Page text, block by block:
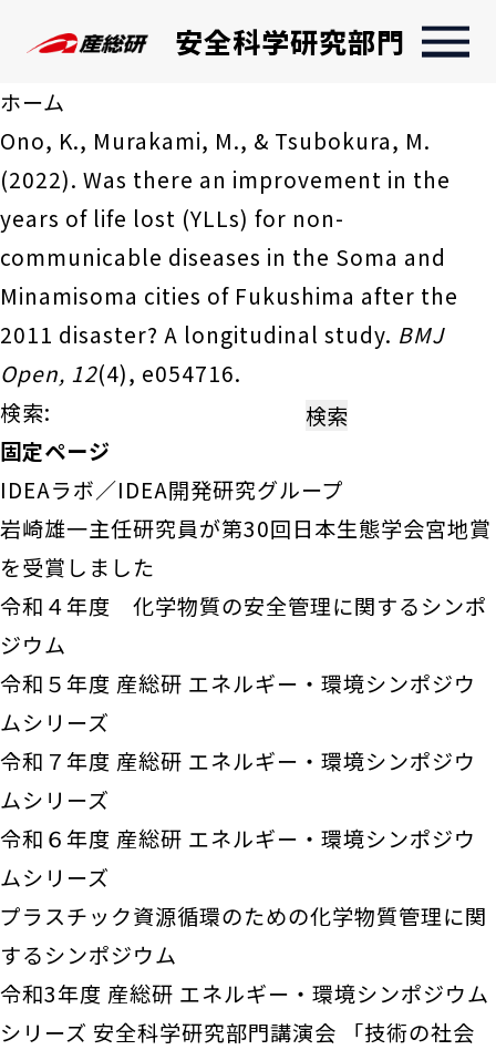
安全科学研究部門
ホーム
Ono, K., Murakami, M., & Tsubokura, M.
(2022). Was there an improvement in the
years of life lost (YLLs) for non-
communicable diseases in the Soma and
Minamisoma cities of Fukushima after the
2011 disaster? A longitudinal study. BMJ
Open, 12(4), e054716.
検索:
固定ページ
IDEAラボ／IDEA開発研究グループ
岩崎雄一主任研究員が第30回日本生態学会宮地賞
を受賞しました
令和４年度 化学物質の安全管理に関するシンポ
ジウム
令和５年度 産総研 エネルギー・環境シンポジウ
ムシリーズ
令和７年度 産総研 エネルギー・環境シンポジウ
ムシリーズ
令和６年度 産総研 エネルギー・環境シンポジウ
ムシリーズ
プラスチック資源循環のための化学物質管理に関
するシンポジウム
令和3年度 産総研 エネルギー・環境シンポジウム
シリーズ 安全科学研究部門講演会 「技術の社会